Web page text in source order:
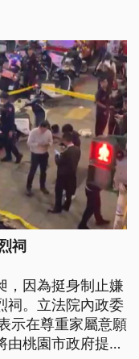
祠
，因為挺身制止嫌
祠。立法院內政委
示在尊重家屬意願
桃園市政府提報